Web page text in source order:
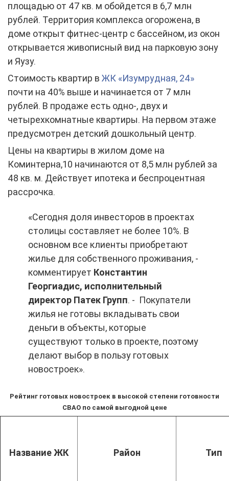
площадью от 47 кв. м обойдется в 6,7 млн
рублей. Территория комплекса огорожена, в
доме открыт фитнес-центр с бассейном, из окон
открывается живописный вид на парковую зону
и Яузу.
Стоимость квартир в ЖК «Изумрудная, 24»
почти на 40% выше и начинается от 7 млн
рублей. В продаже есть одно-, двух и
четырехкомнатные квартиры. На первом этаже
предусмотрен детский дошкольный центр.
Цены на квартиры в жилом доме на
Коминтерна,10 начинаются от 8,5 млн рублей за
48 кв. м. Действует ипотека и беспроцентная
рассрочка.
«Сегодня доля инвесторов в проектах
столицы составляет не более 10%. В
основном все клиенты приобретают
жилье для собственного проживания, -
комментирует Константин
Георгиадис, исполнительный
директор Патек Групп. - Покупатели
жилья не готовы вкладывать свои
деньги в объекты, которые
существуют только в проекте, поэтому
делают выбор в пользу готовых
новостроек».
Рейтинг готовых новостроек в высокой степени готовности
СВАО по самой выгодной цене
Название ЖК Район Тип